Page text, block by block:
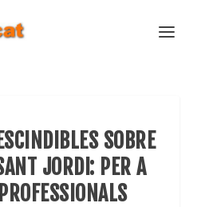
SOBRE
JORDI: PER A